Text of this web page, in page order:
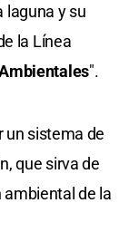
laguna y su
la Línea
".
un sistema de
que sirva de
ambiental de la